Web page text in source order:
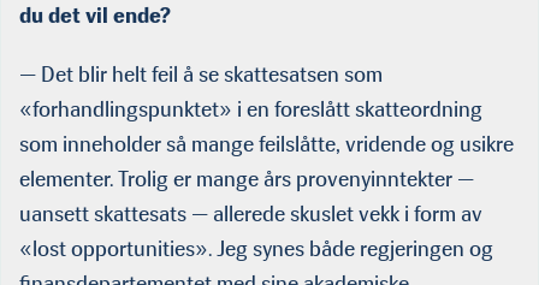
du det vil ende?
— Det blir helt feil å se skattesatsen som
«forhandlingspunktet» i en foreslått skatteordning
som inneholder så mange feilslåtte, vridende og usikre
elementer. Trolig er mange års provenyinntekter —
uansett skattesats — allerede skuslet vekk i form av
«lost opportunities». Jeg synes både regjeringen og